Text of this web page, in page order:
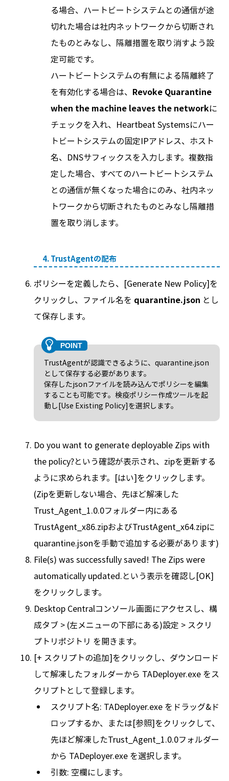
る場合、ハートビートシステムとの通信が途
切れた場合は社内ネットワークから切断され
たものとみなし、隔離措置を取り消すよう設
定可能です。
ハートビートシステムの有無による隔離終了
を有効化する場合は、 Revoke Quarantine
when the machine leaves the networkに
チェックを入れ、Heartbeat Systemsにハー
トビートシステムの固定IPアドレス、ホスト
名、DNSサフィックスを入力します。複数指
定した場合、すべてのハートビートシステム
との通信が無くなった場合にのみ、社内ネッ
トワークから切断されたものとみなし隔離措
置を取り消します。
4. TrustAgentの配布
ポリシーを定義したら、[Generate New Policy]を
クリックし、ファイル名を quarantine.json とし
て保存します。
TrustAgentが認識できるように、quarantine.json
として保存する必要があります。
保存したjsonファイルを読み込んでポリシーを編集
することも可能です。検疫ポリシー作成ツールを起
動し[Use Existing Policy]を選択します。
Do you want to generate deployable Zips with
the policy?という確認が表示され、zipを更新する
ように求められます。[はい]をクリックします。
(Zipを更新しない場合、先ほど解凍した
Trust_Agent_1.0.0フォルダー内にある
TrustAgent_x86.zipおよびTrustAgent_x64.zipに
quarantine.jsonを手動で追加する必要があります)
File(s) was successfully saved! The Zips were
automatically updated.という表示を確認し[OK]
をクリックします。
Desktop Centralコンソール画面にアクセスし、構
成タブ > (左メニューの下部にある)設定 > スクリ
プトリポジトリ を開きます。
[+ スクリプトの追加]をクリックし、ダウンロード
して解凍したフォルダーから TADeployer.exe をス
クリプトとして登録します。
スクリプト名: TADeployer.exe をドラッグ&ド
ロップするか、または[参照]をクリックして、
先ほど解凍したTrust_Agent_1.0.0フォルダー
から TADeployer.exe を選択します。
引数: 空欄にします。